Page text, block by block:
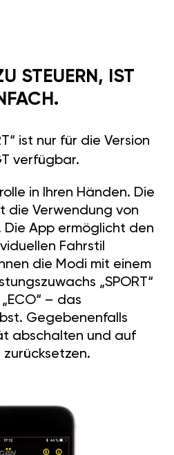
STEUERN, IST
ist nur für die Version
verfügbar.
in Ihren Händen. Die
die Verwendung von
Die App ermöglicht den
Fahrstil
die Modi mit einem
„SPORT“
– das
Gegebenenfalls
abschalten und auf